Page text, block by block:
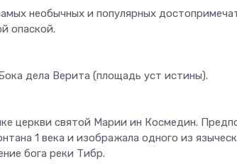
необычных и популярных
опаской.
дела Верита (площадь уст истины).
церкви святой Марии ин Космедин.
1 века и изображала одного из
бога реки Тибр.